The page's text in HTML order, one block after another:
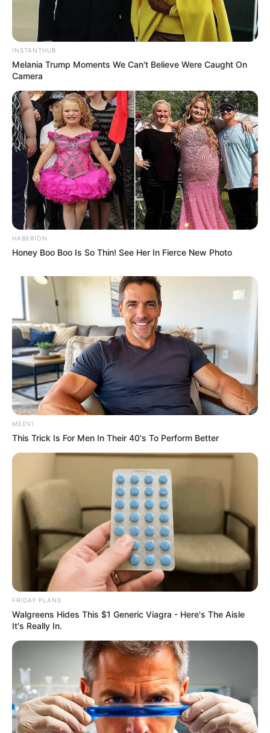
INSTANTHUB
Melania Trump Moments We Can't Believe Were Caught On
Camera
HABERION
Honey Boo Boo Is So Thin! See Her In Fierce New Photo
MEDVI
This Trick Is For Men In Their 40's To Perform Better
FRIDAY PLANS
Walgreens Hides This $1 Generic Viagra - Here's The Aisle
It's Really In.